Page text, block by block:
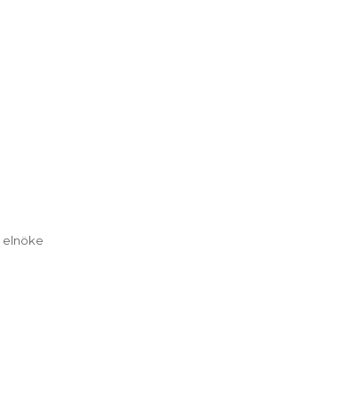
elnöke